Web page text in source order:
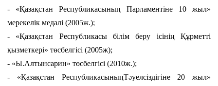
- «Қазақстан Республикасының Парламентіне 10 жыл»
мерекелік медалі (2005ж.);
- «Қазақстан Республикасы білім беру ісінің Құрметті
қызметкері» төсбелгісі (2005ж);
- «Ы.Алтынсарин» төсбелгісі (2010ж.);
- «Қазақстан РеспубликасыныңТәуелсіздігіне 20 жыл»